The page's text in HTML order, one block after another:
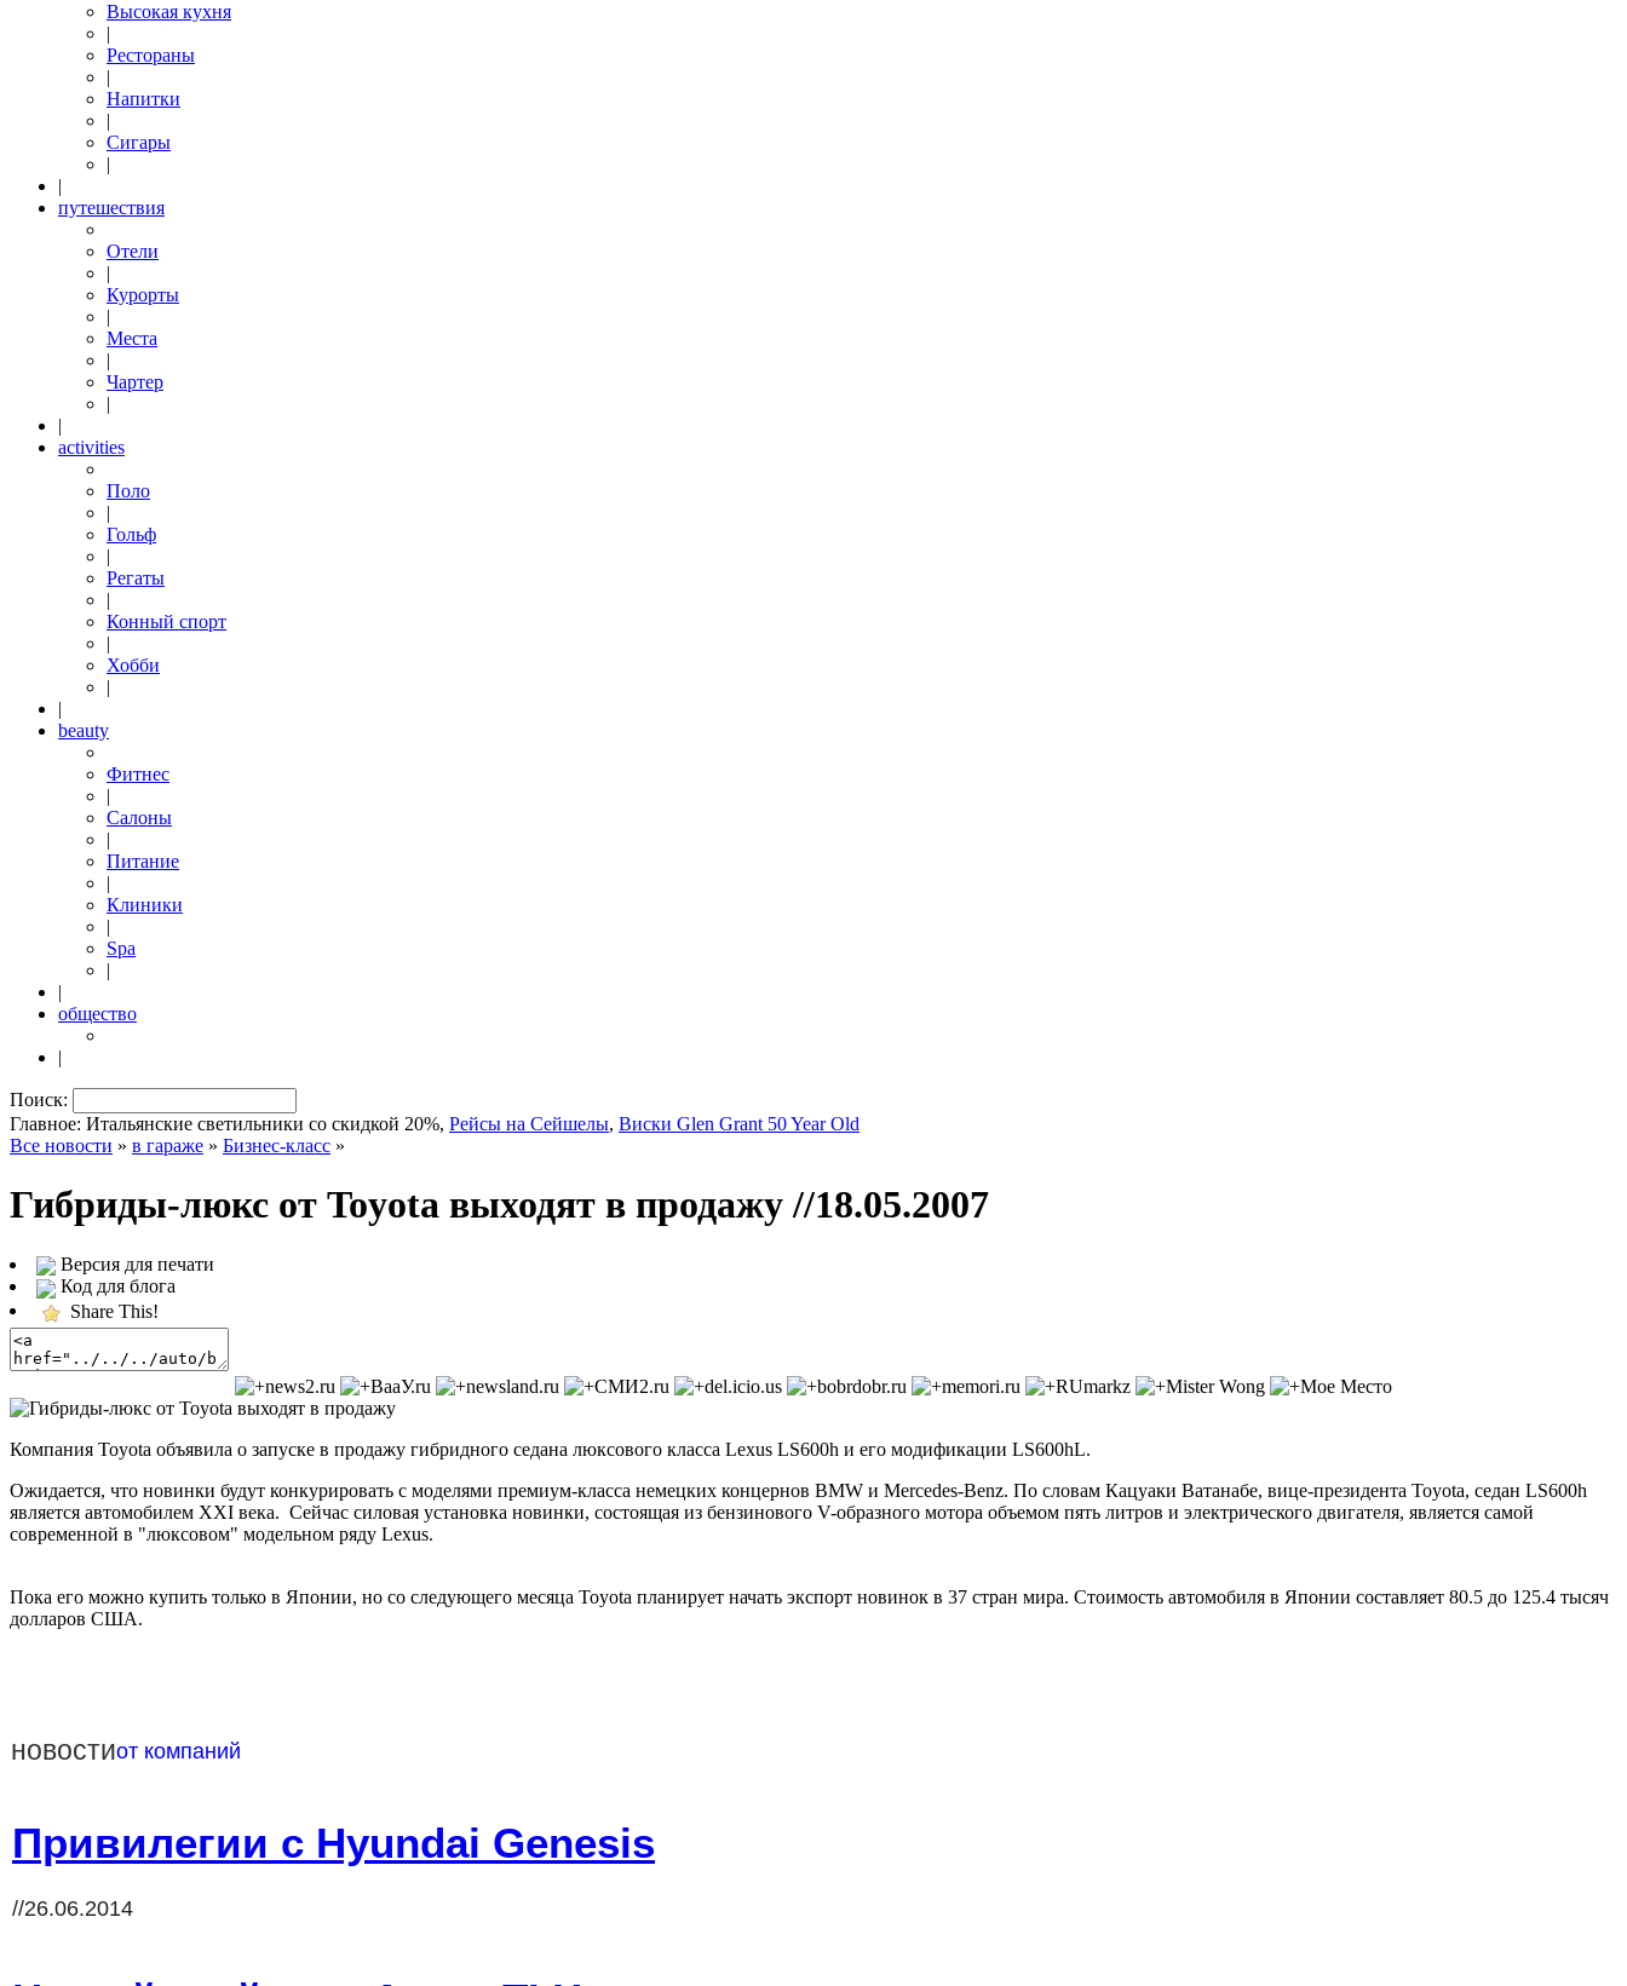
Высокая кухня
|
Рестораны
|
Напитки
|
Сигары
|
|
путешествия
Отели
|
Курорты
|
Места
|
Чартер
|
|
activities
Поло
|
Гольф
|
Регаты
|
Конный спорт
|
Хобби
|
|
beauty
Фитнес
|
Салоны
|
Питание
|
Клиники
|
Spa
|
|
общество
|
Поиск:
Главное: Итальянские светильники со скидкой 20%, Рейсы на Сейшелы, Виски Glen Grant 50 Year Old
Все новости » в гараже » Бизнес-класс »
Гибриды-люкс от Toyota выходят в продажу//18.05.2007
Версия для печати
Код для блога
Share This!
Компания Toyota объявила о запуске в продажу гибридного седана люксового класса Lexus LS600h и его модификации LS600hL.
Ожидается, что новинки будут конкурировать с моделями премиум-класса немецких концернов BMW и Mercedes-Benz. По словам Кацуаки Ватанабе, вице-президента Toyota, седан LS600h
является автомобилем XXI века. Сейчас силовая установка новинки, состоящая из бензинового V-образного мотора объемом пять литров и электрического двигателя, является самой
современной в "люксовом" модельном ряду Lexus.
Пока его можно купить только в Японии, но со следующего месяца Toyota планирует начать экспорт новинок в 37 стран мира. Стоимость автомобиля в Японии составляет 80.5 до 125.4 тысяч
долларов США.
новостиот компаний
Привилегии с Hyundai Genesis
//26.06.2014